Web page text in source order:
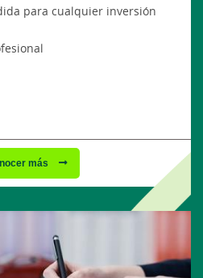
para cualquier inversión
más